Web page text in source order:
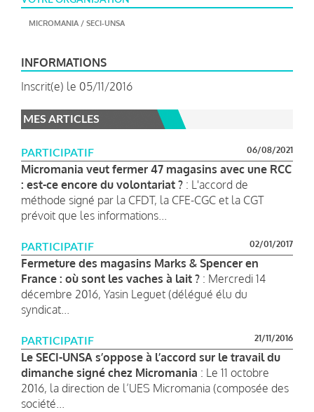
MICROMANIA / SECI-UNSA
INFORMATIONS
Inscrit(e) le 05/11/2016
MES ARTICLES
PARTICIPATIF 06/08/2021
Micromania veut fermer 47 magasins avec une RCC
: est-ce encore du volontariat ? : L'accord de
méthode signé par la CFDT, la CFE-CGC et la CGT
prévoit que les informations...
PARTICIPATIF 02/01/2017
Fermeture des magasins Marks & Spencer en
France : où sont les vaches à lait ? : Mercredi 14
décembre 2016, Yasin Leguet (délégué élu du
syndicat...
PARTICIPATIF 21/11/2016
Le SECI-UNSA s’oppose à l’accord sur le travail du
dimanche signé chez Micromania : Le 11 octobre
2016, la direction de l’UES Micromania (composée des
société...